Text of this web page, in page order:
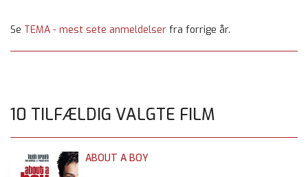
Se TEMA - mest sete anmeldelser fra forrige år.
10 TILFÆLDIG VALGTE FILM
ABOUT A BOY